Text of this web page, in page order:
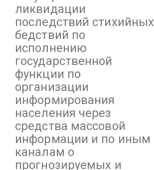
ликвидации
последствий стихийных
бедствий по
исполнению
государственной
функции по
организации
информирования
населения через
средства массовой
информации и по иным
каналам о
прогнозируемых и